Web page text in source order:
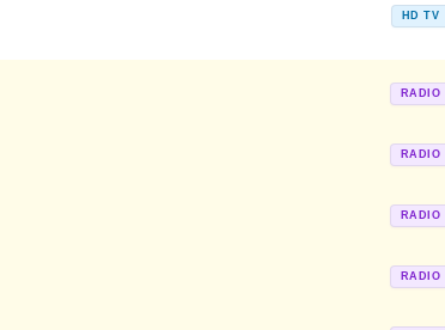
HD TV
RADIO
RADIO
RADIO
RADIO